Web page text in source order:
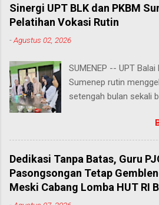
Sinergi UPT BLK dan PKBM
Pelatihan Vokasi Rutin
-Agustus 02, 2026
SUMENEP -- UPT
Sumenep rutin
setengah bulan sekali
Kabupaten
Program ini
keterampilan, mulai
hingga kejuruan
peserta sesuai bakat
masing. Kehadiran
Dedikasi Tanpa Batas, Guru
Pasongsongan Tetap
Meski Cabang Lomba HUT RI